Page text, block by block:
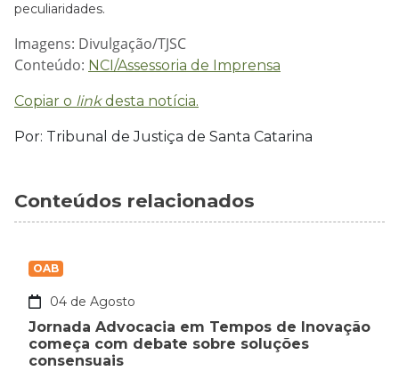
peculiaridades.
Imagens: Divulgação/TJSC
Conteúdo: NCI/Assessoria de Imprensa
Copiar o link desta notícia.
Por: Tribunal de Justiça de Santa Catarina
Conteúdos relacionados
OAB
04 de Agosto
Jornada Advocacia em Tempos de Inovação
começa com debate sobre soluções
consensuais